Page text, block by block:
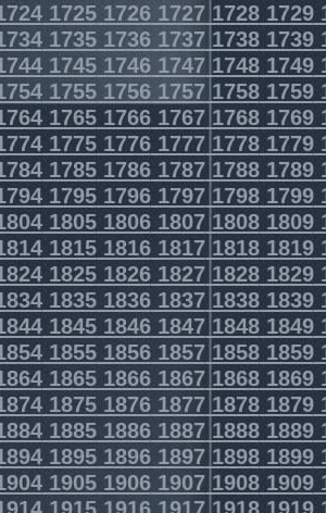
17251726172717281729
173517361737 17381739
174517461747 17481749
175517561757 17581759
17651766176717681769
17751776177717781779
17851786178717881789
17951796179717981799
18051806180718081809
18151816181718181819
18251826182718281829
18351836183718381839
18451846184718481849
18551856185718581859
18651866186718681869
18751876187718781879
18851886188718881889
18951896189718981899
19051906190719081909